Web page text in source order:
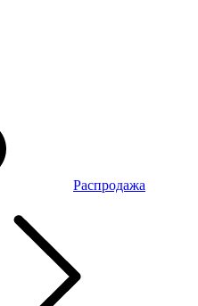
Распродажа